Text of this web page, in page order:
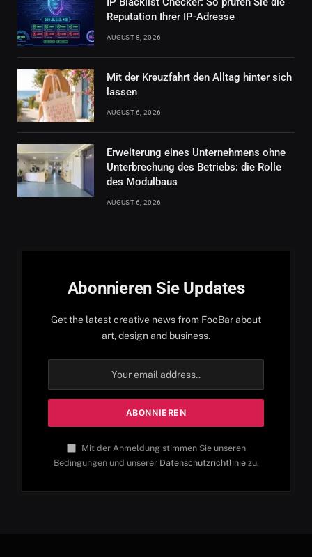
Reputation Ihrer IP-Adresse
AUGUST 8, 2026
Mit der Kreuzfahrt den Alltag hinter sich
lassen
AUGUST 6, 2026
Erweiterung eines Unternehmens ohne
Unterbrechung des Betriebs: die Rolle
des Modulbaus
AUGUST 6, 2026
Abonnieren Sie Updates
Get the latest creative news from FooBar about
art, design and business.
Mit der Anmeldung stimmen Sie unseren
Bedingungen und unserer Datenschutzrichtliniezu.